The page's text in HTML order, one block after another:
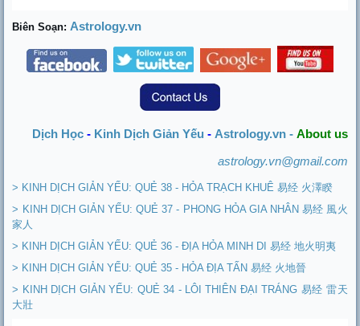
Biên Soạn: Astrology.vn
Dịch Học- Kinh Dịch Giản Yếu - Astrology.vn - About us
astrology.vn@gmail.com
> KINH DỊCH GIẢN YẾU: QUẺ 38 - HỎA TRẠCH KHUÊ 易经 火澤睽
> KINH DỊCH GIẢN YẾU: QUẺ 37 - PHONG HỎA GIA NHÂN 易经 風火
家人
> KINH DỊCH GIẢN YẾU: QUẺ 36 - ĐỊA HỎA MINH DI 易经 地火明夷
> KINH DỊCH GIẢN YẾU: QUẺ 35 - HỎA ĐỊA TẤN 易经 火地晉
> KINH DỊCH GIẢN YẾU: QUẺ 34 - LÔI THIÊN ĐẠI TRÁNG 易经 雷天
大壯